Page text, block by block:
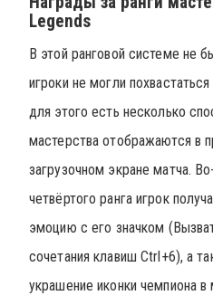
Legends
В этой ранговой системе не
игроки не могли
для этого есть несколько
мастерства отображаются в
загрузочном экране матча.
четвёртого ранга игрок
эмоцию с его значком
сочетания клавиш Ctrl+6), а
украшение иконки чемпиона